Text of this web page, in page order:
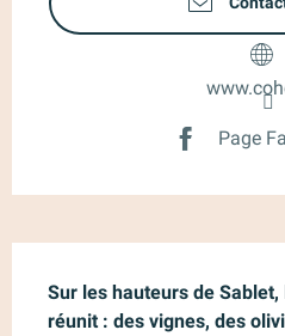
Page
Sur les hauteurs de Sablet,
réunit : des vignes, des